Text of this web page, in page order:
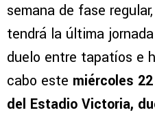
semana de fase
tendrá la última
duelo entre tapatíos e
cabo este miércoles
del Estadio Victoria,